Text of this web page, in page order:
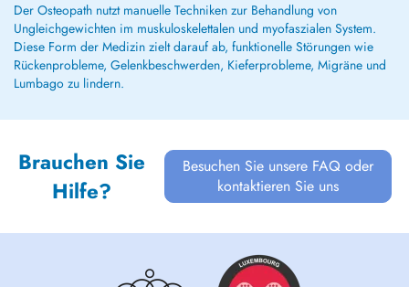
Der Osteopath nutzt manuelle Techniken zur Behandlung von
Ungleichgewichten im muskuloskelettalen und myofaszialen System.
Diese Form der Medizin zielt darauf ab, funktionelle Störungen wie
Rückenprobleme, Gelenkbeschwerden, Kieferprobleme, Migräne und
Lumbago zu lindern.
Brauchen Sie
Hilfe?
Besuchen Sie unsere FAQ oder
kontaktieren Sie uns